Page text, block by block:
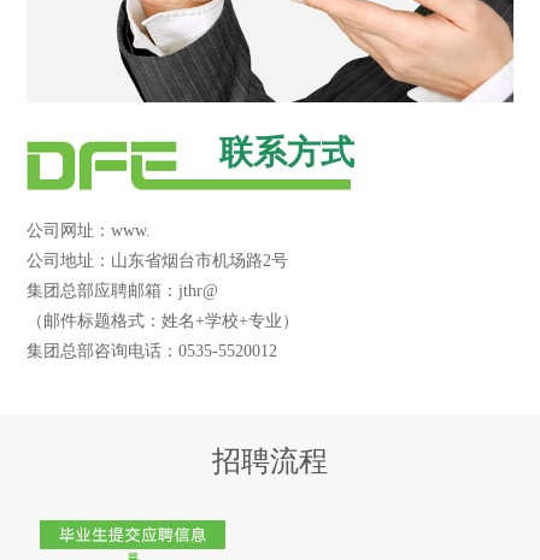
联系方式
公司网址：www.
公司地址：山东省烟台市机场路2号
集团总部应聘邮箱：jthr@
（邮件标题格式：姓名+学校+专业）
集团总部咨询电话：0535-5520012
招聘流程